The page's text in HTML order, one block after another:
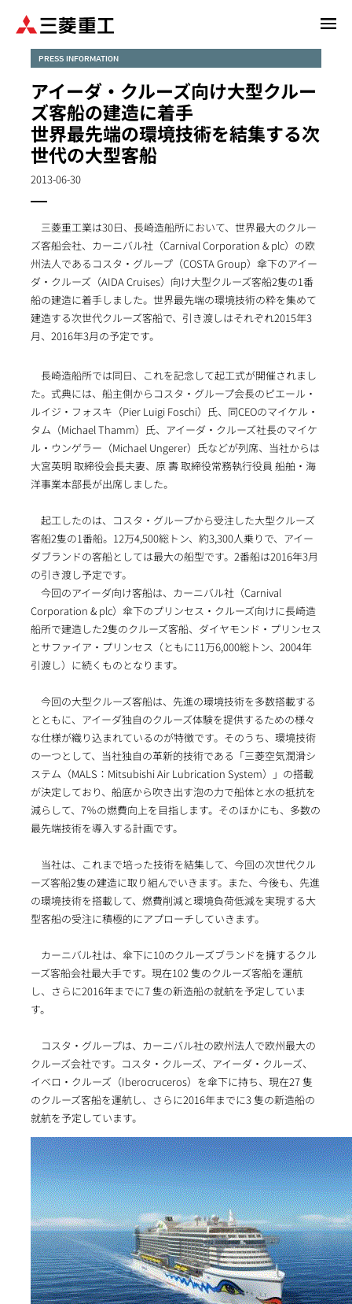
PRESS INFORMATION
アイーダ・クルーズ向け大型クルー
ズ客船の建造に着手
世界最先端の環境技術を結集する次
世代の大型客船
2013-06-30
三菱重工業は30日、長崎造船所において、世界最大のクルー
ズ客船会社、カーニバル社（Carnival Corporation & plc）の欧
州法人であるコスタ・グループ（COSTA Group）傘下のアイー
ダ・クルーズ（AIDA Cruises）向け大型クルーズ客船2隻の1番
船の建造に着手しました。世界最先端の環境技術の粋を集めて
建造する次世代クルーズ客船で、引き渡しはそれぞれ2015年3
月、2016年3月の予定です。
長崎造船所では同日、これを記念して起工式が開催されまし
た。式典には、船主側からコスタ・グループ会長のピエール・
ルイジ・フォスキ（Pier Luigi Foschi）氏、同CEOのマイケル・
タム（Michael Thamm）氏、アイーダ・クルーズ社長のマイケ
ル・ウンゲラー（Michael Ungerer）氏などが列席、当社からは
大宮英明 取締役会長夫妻、原 壽 取締役常務執行役員 船舶・海
洋事業本部長が出席しました。
起工したのは、コスタ・グループから受注した大型クルーズ
客船2隻の1番船。12万4,500総トン、約3,300人乗りで、アイー
ダブランドの客船としては最大の船型です。2番船は2016年3月
の引き渡し予定です。
今回のアイーダ向け客船は、カーニバル社（Carnival
Corporation & plc）傘下のプリンセス・クルーズ向けに長崎造
船所で建造した2隻のクルーズ客船、ダイヤモンド・プリンセス
とサファイア・プリンセス（ともに11万6,000総トン、2004年
引渡し）に続くものとなります。
今回の大型クルーズ客船は、先進の環境技術を多数搭載する
とともに、アイーダ独自のクルーズ体験を提供するための様々
な仕様が織り込まれているのが特徴です。そのうち、環境技術
の一つとして、当社独自の革新的技術である「三菱空気潤滑シ
ステム（MALS：Mitsubishi Air Lubrication System）」の搭載
が決定しており、船底から吹き出す泡の力で船体と水の抵抗を
減らして、7％の燃費向上を目指します。そのほかにも、多数の
最先端技術を導入する計画です。
当社は、これまで培った技術を結集して、今回の次世代クル
ーズ客船2隻の建造に取り組んでいきます。また、今後も、先進
の環境技術を搭載して、燃費削減と環境負荷低減を実現する大
型客船の受注に積極的にアプローチしていきます。
カーニバル社は、傘下に10のクルーズブランドを擁するクル
ーズ客船会社最大手です。現在102 隻のクルーズ客船を運航
し、さらに2016年までに7 隻の新造船の就航を予定していま
す。
コスタ・グループは、カーニバル社の欧州法人で欧州最大の
クルーズ会社です。コスタ・クルーズ、アイーダ・クルーズ、
イベロ・クルーズ（Iberocruceros）を傘下に持ち、現在27 隻
のクルーズ客船を運航し、さらに2016年までに3 隻の新造船の
就航を予定しています。